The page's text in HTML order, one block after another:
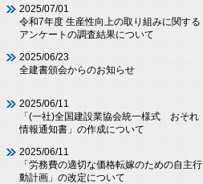
2025/07/01
令和7年度 生産性向上の取り組みに関する
アンケートの調査結果について
2025/06/23
全建書頒会からのお知らせ
2025/06/11
「(一社)全国建設業協会統一様式 おそれ
情報通知書」の作成について
2025/06/11
「労務費の適切な価格転嫁のための自主行
動計画」の改定について